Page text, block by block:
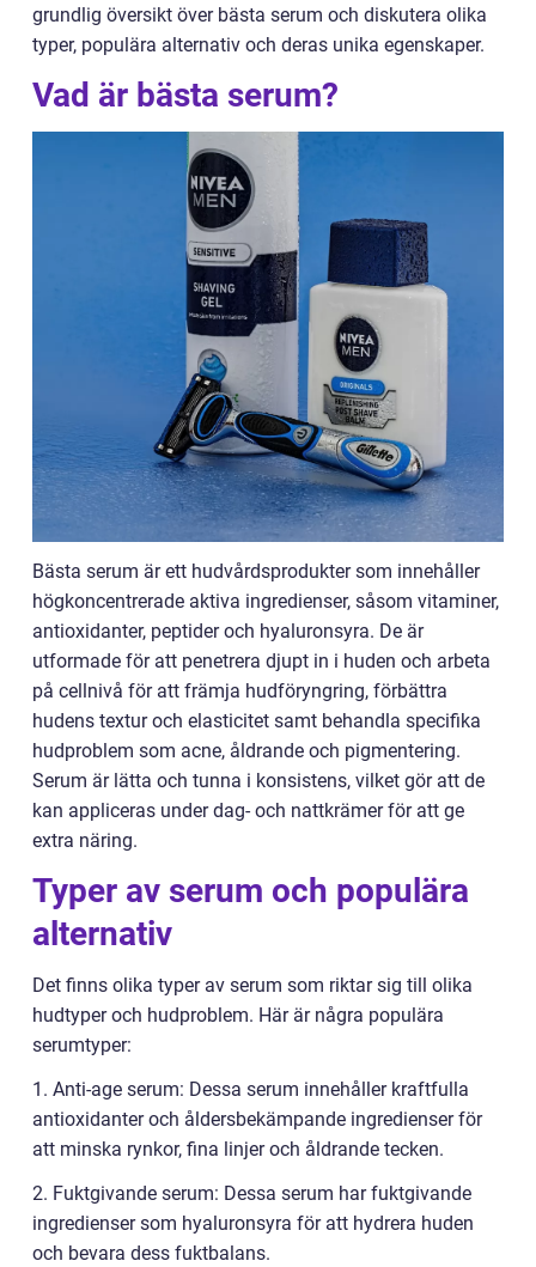
grundlig översikt över bästa serum och diskutera olika
typer, populära alternativ och deras unika egenskaper.
Vad är bästa serum?
Bästa serum är ett hudvårdsprodukter som innehåller
högkoncentrerade aktiva ingredienser, såsom vitaminer,
antioxidanter, peptider och hyaluronsyra. De är
utformade för att penetrera djupt in i huden och arbeta
på cellnivå för att främja hudföryngring, förbättra
hudens textur och elasticitet samt behandla specifika
hudproblem som acne, åldrande och pigmentering.
Serum är lätta och tunna i konsistens, vilket gör att de
kan appliceras under dag- och nattkrämer för att ge
extra näring.
Typer av serum och populära
alternativ
Det finns olika typer av serum som riktar sig till olika
hudtyper och hudproblem. Här är några populära
serumtyper:
1. Anti-age serum: Dessa serum innehåller kraftfulla
antioxidanter och åldersbekämpande ingredienser för
att minska rynkor, fina linjer och åldrande tecken.
2. Fuktgivande serum: Dessa serum har fuktgivande
ingredienser som hyaluronsyra för att hydrera huden
och bevara dess fuktbalans.